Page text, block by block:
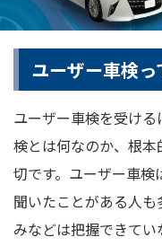
ユーザー車検っ
ユーザー車検を受け
検とは何なのか、根
切です。ユーザー車検
聞いたことがある人
みなどは把握できて